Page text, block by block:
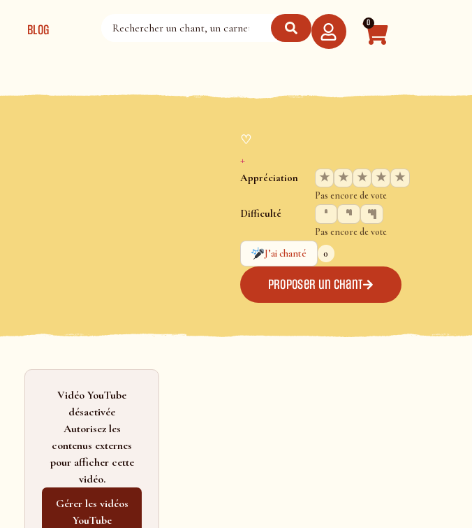
BLOG 0
♡
+
Appréciation ★ ★ ★ ★ ★
Pas encore de vote
Difficulté
Pas encore de vote
J’ai chanté
0
Proposer un chant
Vidéo YouTube
désactivée
Autorisez les
contenus externes
pour afficher cette
vidéo.
Gérer les vidéos
YouTube